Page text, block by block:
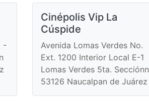
-
Cinépolis Vip La
Cúspide
Avenida Lomas Verdes No.
Ext. 1200 Interior Local E-1
Lomas Verdes 5ta. Secciónn
53126 Naucalpan de Juárez